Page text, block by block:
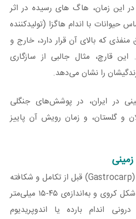
این زمان، هاگ‌ های رسیده در اثر
حیوانات با اندام هاگزا (تولیدکننده
که بالای آن قرار دارد، خارج و
قارچ، مثال جالبی از سازگاری
را نشان می‌دهد.
در ایران، در پوشش‌های جنگلی
و گلستان، و زمان رویش آن پاییز
زمینی
اندام بارده یا گاستروکاپ (Gastrocarp) قبل از تکامل و شکافته
شدن دیواره‌ی بیرونی به شکل کروی و به‌اندازه‌ی ۴۵-۱۵ میلی‌متر
اندام بارده یا اندوپریدیوم